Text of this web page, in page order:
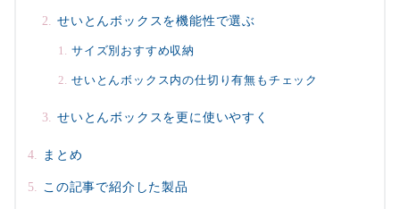
せいとんボックスを機能性で選ぶ
サイズ別おすすめ収納
せいとんボックス内の仕切り有無もチェック
せいとんボックスを更に使いやすく
まとめ
この記事で紹介した製品